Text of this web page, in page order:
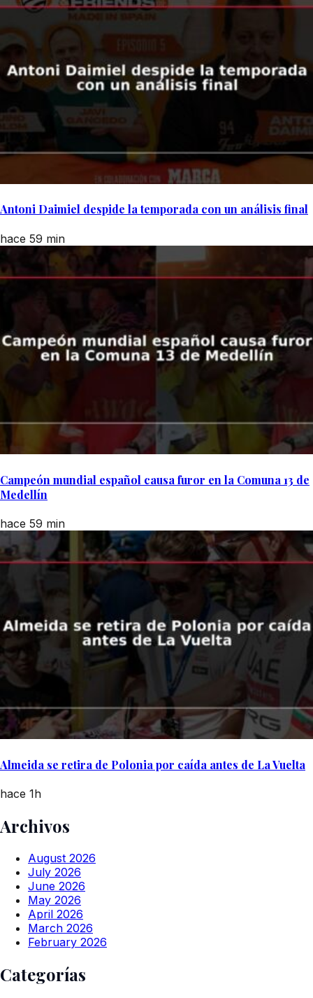
Antoni Daimiel despide la temporada con un análisis final
hace 59 min
Campeón mundial español causa furor en la Comuna 13 de
Medellín
hace 59 min
Almeida se retira de Polonia por caída antes de La Vuelta
hace 1h
Archivos
August 2026
July 2026
June 2026
May 2026
April 2026
March 2026
February 2026
Categorías